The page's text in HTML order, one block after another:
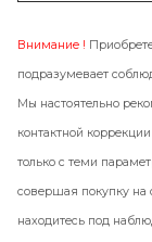
Внимание !
подразумевает
Мы настоятельно
контактной
только с теми
совершая покупку на
находитесь под